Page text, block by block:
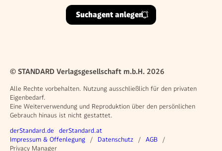
Suchagent anlegen
© STANDARD Verlagsgesellschaft m.b.H. 2026
Alle Rechte vorbehalten. Nutzung ausschließlich für den privaten
Eigenbedarf.
Eine Weiterverwendung und Reproduktion über den persönlichen
Gebrauch hinaus ist nicht gestattet.
Weitere Angebote
derStandard.de derStandard.at
Rechtliches
Impressum & Offenlegung Datenschutz
AGB
Privacy Manager